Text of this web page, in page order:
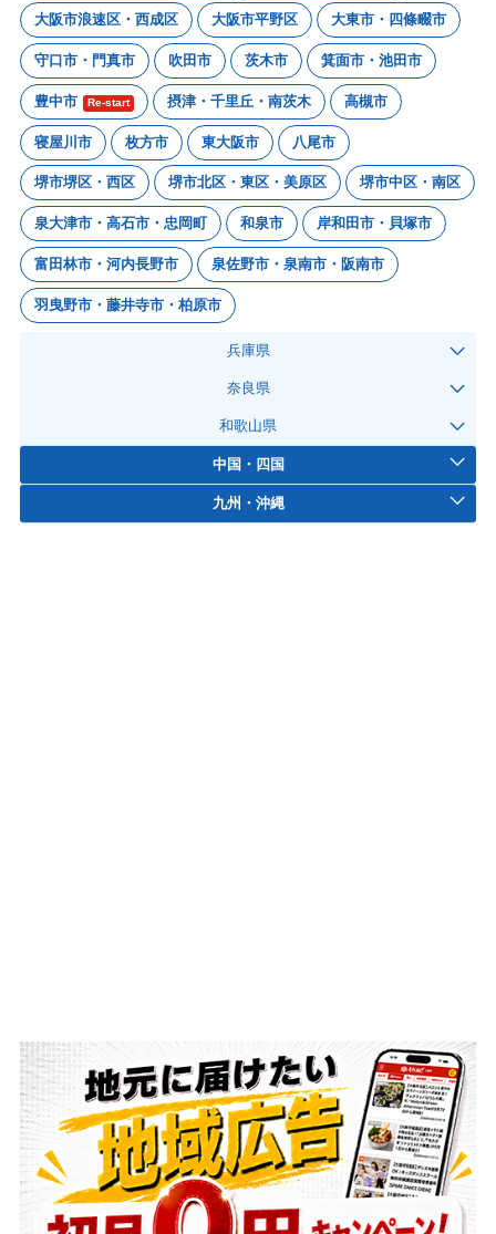
大阪市浪速区・西成区 大阪市平野区 大東市・四條畷市
守口市・門真市 吹田市 茨木市 箕面市・池田市
豊中市 Re-start 摂津・千里丘・南茨木 高槻市
寝屋川市 枚方市 東大阪市 八尾市
堺市堺区・西区 堺市北区・東区・美原区 堺市中区・南区
泉大津市・高石市・忠岡町 和泉市 岸和田市・貝塚市
富田林市・河内長野市 泉佐野市・泉南市・阪南市
羽曳野市・藤井寺市・柏原市
兵庫県
奈良県
和歌山県
中国・四国
九州・沖縄